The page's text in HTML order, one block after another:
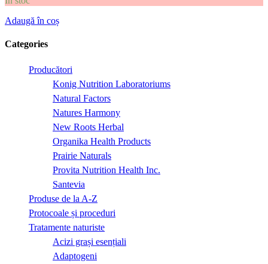
Adaugă în coș
Categories
Producători
Konig Nutrition Laboratoriums
Natural Factors
Natures Harmony
New Roots Herbal
Organika Health Products
Prairie Naturals
Provita Nutrition Health Inc.
Santevia
Produse de la A-Z
Protocoale și proceduri
Tratamente naturiste
Acizi grași esențiali
Adaptogeni